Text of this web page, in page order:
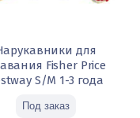
для
Fisher Price
S/M 1-3 года